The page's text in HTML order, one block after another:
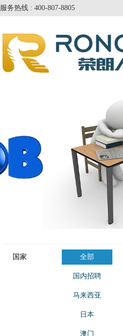
服务热线 : 400-807-8805
国家 全部
国内招聘
马来西亚
日本
澳门